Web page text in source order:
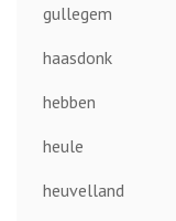
gullegem
haasdonk
hebben
heule
heuvelland